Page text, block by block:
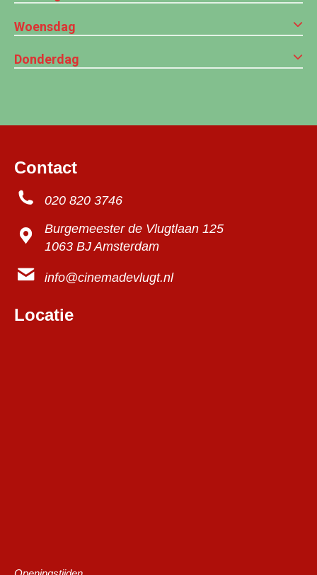
Woensdag
Donderdag
Contact
020 820 3746
Burgemeester de Vlugtlaan 125
1063 BJ Amsterdam
info@cinemadevlugt.nl
Locatie